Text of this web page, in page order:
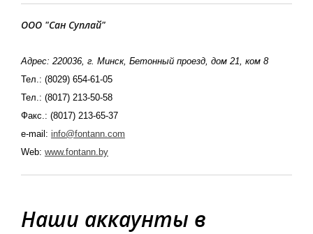
ООО "Сан Суплай"
Адрес: 220036, г. Минск, Бетонный проезд, дом 21, ком 8
Тел.: (8029) 654-61-05
Тел.: (8017) 213-50-58
Факс.: (8017) 213-65-37
e-mail: info@fontann.com
Web: www.fontann.by
Наши аккаунты в